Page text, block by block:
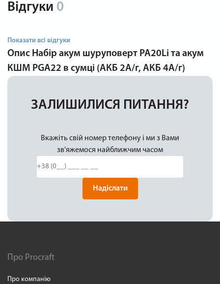
Відгуки 0
Показати всі відгуки
Опис Набір акум шуруповерт PA20Li та акум
КШМ PGA22 в сумці (АКБ 2А/г, АКБ 4А/г)
ЗАЛИШИЛИСЯ ПИТАННЯ?
Вкажіть свій номер телефону і ми з Вами
зв'яжемося найближчим часом
Надіслати
Про Procraft
Про компанію